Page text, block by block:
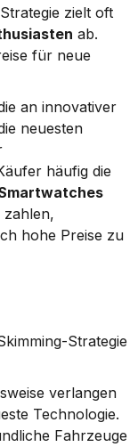
zielt oft
ab.
für neue
an innovativer
neuesten
häufig die
hohe Preise zu
Strategie
verlangen
Technologie.
Fahrzeuge